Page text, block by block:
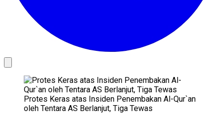
Protes Keras atas Insiden Penembakan Al-Qur`an
oleh Tentara AS Berlanjut, Tiga Tewas